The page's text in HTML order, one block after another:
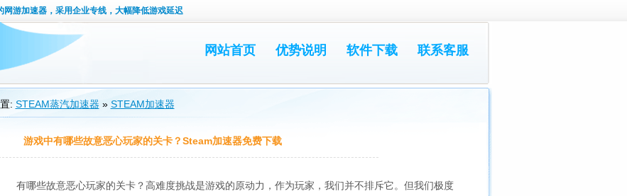
游加速器，采用企业专线，大幅降低游戏延迟
网站首页 优势说明 软件下载 联系客服
: STEAM蒸汽加速器 » STEAM加速器
游戏中有哪些故意恶心玩家的关卡？Steam加速器免费下载
有哪些故意恶心玩家的关卡？高难度挑战是游戏的原动力，作为玩家，我们并不排斥它。但我们极度